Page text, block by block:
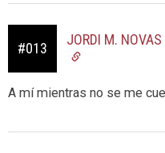
#013
JORDI M. NOVAS
A mí mientras no se me